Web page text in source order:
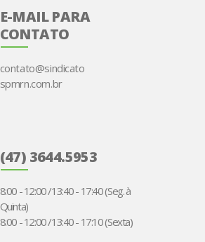
E-MAIL PARA
CONTATO
contato@sindicato
spmrn.com.br
(47) 3644.5953
8:00 - 12:00 /13:40 - 17:40 (Seg. à
Quinta)
8:00 - 12:00 /13:40 - 17:10 (Sexta)